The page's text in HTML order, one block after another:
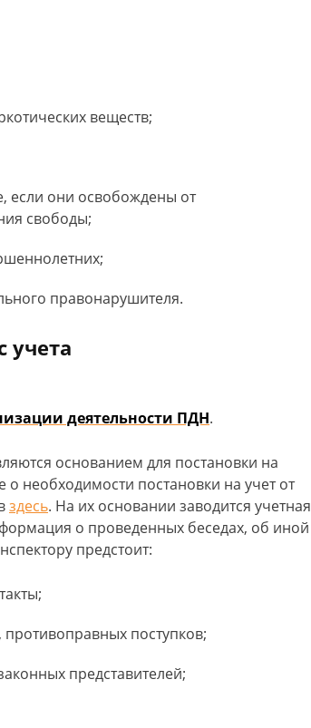
веществ;
если они освобождены от
свободы;
правонарушителя.
учета
деятельности ПДН.
основанием для постановки на
необходимости постановки на учет от
здесь. На их основании заводится учетная
о проведенных беседах, об иной
предстоит:
поступков;
представителей;